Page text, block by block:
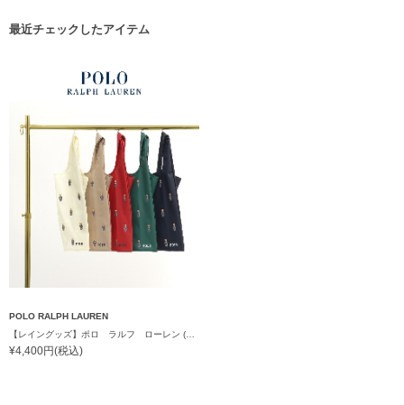
最近チェックしたアイテム
POLO RALPH LAUREN
¥4,400円(税込)